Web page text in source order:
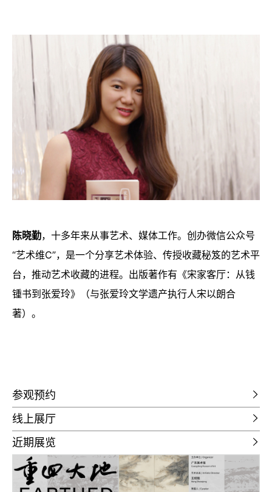
陈晓勤，十多年来从事艺术、媒体工作。创办微信公众号
“艺术维C”，是一个分享艺术体验、传授收藏秘笈的艺术平
台，推动艺术收藏的进程。出版著作有《宋家客厅：从钱
锺书到张爱玲》（与张爱玲文学遗产执行人宋以朗合
著）。
参观预约
线上展厅
近期展览